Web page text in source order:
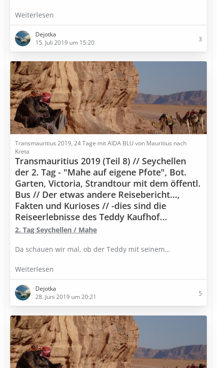
Weiterlesen
Dejotka
15. Juli 2019 um 15:20
3
Transmauritius 2019, 24 Tage mit AIDA BLU von Mauritius nach
Kreta
Transmauritius 2019 (Teil 8) // Seychellen
der 2. Tag - "Mahe auf eigene Pfote", Bot.
Garten, Victoria, Strandtour mit dem öffentl.
Bus // Der etwas andere Reisebericht...,
Fakten und Kurioses // -dies sind die
Reiseerlebnisse des Teddy Kaufhof...
2. Tag Seychellen / Mahe
Da schauen wir mal, ob der Teddy mit seinem…
Weiterlesen
Dejotka
28. Juni 2019 um 20:21
5